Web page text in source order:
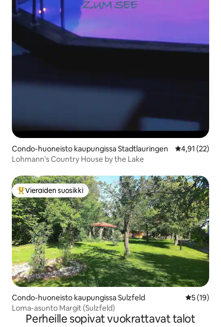
Condo-huoneisto kaupungissa Stadtlauringen
4,91 (22)
Lohmann's Country House by the Lake
Vieraiden suosikkien parhaimmistoa
Vieraiden suosikki
Condo-huoneisto kaupungissa Sulzfeld
5 (19)
Loma-asunto Margit (Sulzfeld)
Perheille sopivat vuokrattavat talot